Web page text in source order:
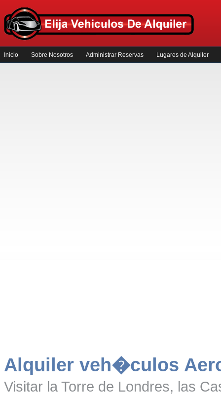
Inicio Sobre Nosotros Administrar Reservas Lugares de Alquiler
Alquiler veh�culos
Visitar la Torre de Londres, las